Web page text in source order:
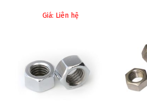
Giá: Liên hệ